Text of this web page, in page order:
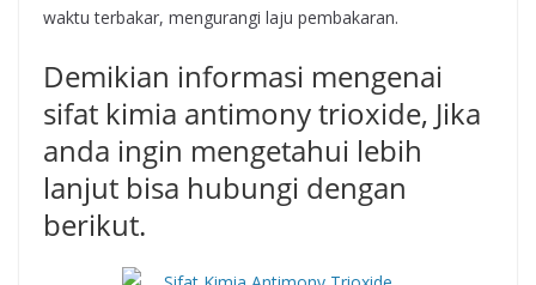
waktu terbakar, mengurangi laju pembakaran.
Demikian informasi mengenai
sifat kimia antimony trioxide, Jika
anda ingin mengetahui lebih
lanjut bisa hubungi dengan
berikut.